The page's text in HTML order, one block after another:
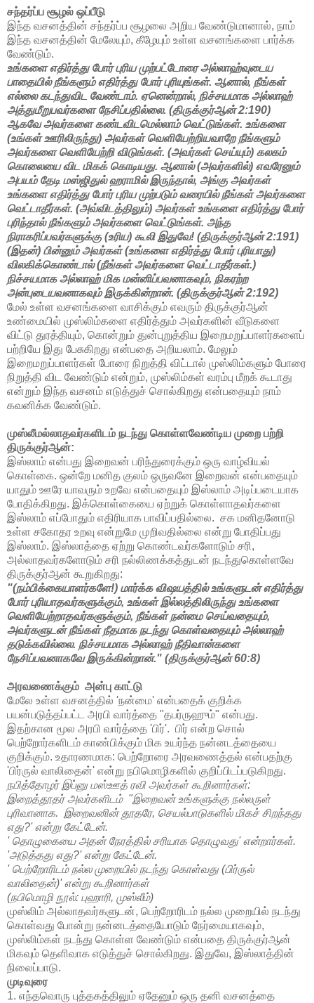
சந்தர்ப்ப சூழல் ஒப்பீடு
இந்த வசனத்தின் சந்தர்ப்ப சூழலை அறிய வேண்டுமானால், நாம்
இந்த வசனத்தின் மேலேயும், கீழேயும் உள்ள வசனங்களை பார்க்க
வேண்டும்.
உங்களை எதிர்த்து போர் புரிய முற்பட்டோரை அல்லாஹ்வுடைய
பாதையில் நீங்களும் எதிர்த்து போர் புரியுங்கள். ஆனால், நீங்கள்
எல்லை கடந்துவிட வேண்டாம். ஏனென்றால், நிச்சயமாக அல்லாஹ்
அத்துமீறுபவர்களை நேசிப்பதில்லை. (திருக்குர்ஆன்2:190)
ஆகவே அவர்களை கண்டவிடமெல்லாம் வெட்டுங்கள். உங்களை
(உங்கள் ஊரிலிருந்து) அவர்கள் வெளியேற்றியவாறே நீங்களும்
அவர்களை வெளியேற்றி விடுங்கள். (அவர்கள் செய்யும்) கலகம்
கொலையை விட மிகக் கொடியது. ஆனால் (அவர்களில்) எவரேனும்
அபயம் தேடி மஸ்ஜிதுல் ஹராமில் இருந்தால், அங்கு அவர்கள்
உங்களை எதிர்த்து போர் புரிய முற்படும் வரையில் நீங்கள் அவர்களை
வெட்டாதீர்கள். (அவ்விடத்திலும்) அவர்கள் உங்களை எதிர்த்து போர்
புரிந்தால் நீங்களும் அவர்களை வெட்டுங்கள். அந்த
நிராகரிப்பவர்களுக்கு (உரிய) கூலி இதுவே! (திருக்குர்ஆன்2:191)
(இதன்) பின்னும் அவர்கள் (உங்களை எதிர்த்து போர் புரியாது)
விலகிக்கொண்டால் (நீங்கள் அவர்களை வெட்டாதீர்கள்.)
நிச்சயமாக அல்லாஹ் மிக மன்னிப்பவனாகவும், நிகரற்ற
அன்புடையவனாகவும் இருக்கின்றான். (திருக்குர்ஆன்2:192)
மேல் உள்ள வசனங்களை வாசிக்கும் எவரும் திருக்குர்ஆன்
உண்மையில் முஸ்லிம்களை எதிர்த்தும் அவர்களின் வீடுகளை
விட்டு துரத்தியும், கொன்றும் துன்புறுத்திய இறைமறுப்பாளர்களைப்
பற்றியே இது பேசுகிறது என்பதை அறியலாம். மேலும்
இறைமறுப்பாளர்கள் போரை நிறுத்தி விட்டால் முஸ்லிம்களும் போரை
நிறுத்தி விட வேண்டும் என்றும், முஸ்லிம்கள் வரம்பு மீறக் கூடாது
என்றும் இந்த வசனம் எடுத்துச் சொல்கிறது என்பதையும் நாம்
கவனிக்க வேண்டும்.
முஸ்லீமல்லாதவர்களிடம் நடந்து கொள்ளவேண்டிய முறை பற்றி
திருக்குர்ஆன்:
இஸ்லாம் என்பது இறைவன் பரிந்துரைக்கும் ஒரு வாழ்வியல்
கொள்கை. ஒன்றே மனித குலம் ஒருவனே இறைவன் என்பதையும்
யாதும் ஊரே யாவரும் உறவே என்பதையும் இஸ்லாம் அடிப்படையாக
போதிக்கிறது. இக்கொள்கையை ஏற்றுக் கொள்ளாதவர்களை
இஸ்லாம் எப்போதும் எதிரியாக பாவிப்பதில்லை. சக மனிதனோடு
உள்ள சகோதர உறவு என்றுமே முறிவதில்லை என்று போதிப்பது
இஸ்லாம். இஸ்லாத்தை ஏற்று கொண்டவர்களோடும் சரி,
அல்லாதவர்களோடும் சரி நல்லிணக்கத்துடன் நடந்துகொள்ளவே
திருக்குர்ஆன் கூறுகிறது:
"(நம்பிக்கையாளர்களே!) மார்க்க விஷயத்தில் உங்களுடன் எதிர்த்து
போர் புரியாதவர்களுக்கும், உங்கள் இல்லத்திலிருந்து உங்களை
வெளியேற்றாதவர்களுக்கும், நீங்கள் நன்மை செய்வதையும்,
அவர்களுடன் நீங்கள் நீதமாக நடந்து கொள்வதையும் அல்லாஹ்
தடுக்கவில்லை. நிச்சயமாக அல்லாஹ் நீதிவான்களை
நேசிப்பவனாகவே இருக்கின்றான்." (திருக்குர்ஆன் 60:8)
அரவணைக்கும் அன்பு காட்டு
மேலே உள்ள வசனத்தில் 'நன்மை' என்பதைக் குறிக்க
பயன்படுத்தப்பட்ட அரபி வார்த்தை "தபர்ருஹும்" என்பது.
இதற்கான மூல அரபி வார்த்தை 'பிர்'. பிர் என்ற சொல்
பெற்றோர்களிடம் காண்பிக்கும் மிக உயர்ந்த நன்னடத்தையை
குறிக்கும். உதாரணமாக: பெற்றோரை அரவணைத்தல் என்பதற்கு
'பிர்ருல் வாலிதைன்' என்று நபிமொழிகளில் குறிப்பிடப்படுகிறது.
நபித்தோழர் இப்னு மஸ்ஊத் ரவி அவர்கள் கூறினார்கள்:
இறைத்தூதர் அவர்களிடம் "இறைவன் உங்களுக்கு நல்லருள்
புரிவானாக. இறைவனின் தூதரே, செயல்பாடுகளில் மிகச் சிறந்தது
எது?' என்று கேட்டேன்.
' தொழுகையை அதன் நேரத்தில் சரியாக தொழுவது' என்றார்கள்.
'அடுத்தது எது?' என்று கேட்டேன்.
' பெற்றோரிடம் நல்ல முறையில் நடந்து கொள்வது (பிர்ருல்
வாலிதைன்)' என்று கூறினார்கள்
(நபிமொழி நூல்: புஹாரி, முஸ்லீம்)
முஸ்லிம் அல்லாதவர்களுடன், பெற்றோரிடம் நல்ல முறையில் நடந்து
கொள்வது போன்று நன்னடத்தையோடும் நேர்மையாகவும்,
முஸ்லிம்கள் நடந்து கொள்ள வேண்டும் என்பதை திருக்குர்ஆன்
மிகவும் தெளிவாக எடுத்துச் சொல்கிறது. இதுவே, இஸ்லாத்தின்
நிலைப்பாடு.
முடிவுரை
1. எந்தவொரு புத்தகத்திலும் ஏதேனும் ஒரு தனி வசனத்தை